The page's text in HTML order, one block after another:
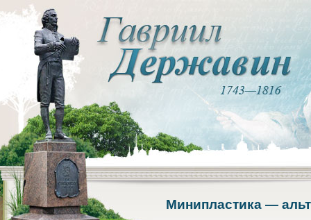
Минипластика —